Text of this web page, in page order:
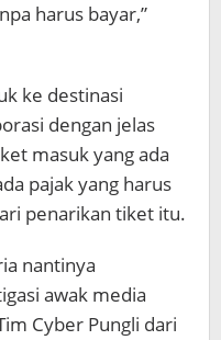
harus bayar,”
ke destinasi
dengan jelas
masuk yang ada
pajak yang harus
penarikan tiket itu.
nantinya
awak media
Cyber Pungli dari